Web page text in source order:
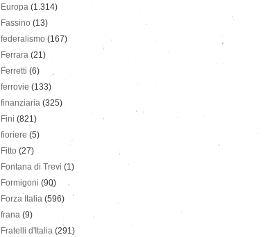
Europa (1.314)
Fassino (13)
federalismo (167)
Ferrara (21)
Ferretti (6)
ferrovie (133)
finanziaria (325)
Fini (821)
fioriere (5)
Fitto (27)
Fontana di Trevi (1)
Formigoni (90)
Forza Italia (596)
frana (9)
Fratelli d'Italia (291)